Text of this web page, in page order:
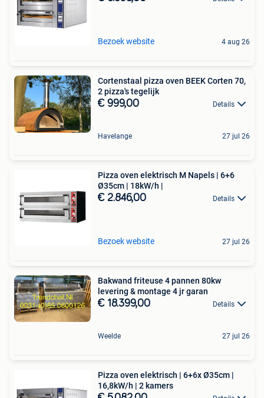
Bezoek website 4 aug 26
Cortenstaal pizza oven BEEK Corten 70,
2 pizza's tegelijk
€ 999,00 Details
Havelange 27 jul 26
Pizza oven elektrisch M Napels | 6+6
Ø35cm | 18kW/h |
€ 2.846,00 Details
Bezoek website 27 jul 26
Bakwand friteuse 4 pannen 80kw
levering & montage 4 jr garan
€ 18.399,00 Details
Weelde 27 jul 26
Pizza oven elektrisch | 6+6x Ø35cm |
16,8kW/h | 2 kamers